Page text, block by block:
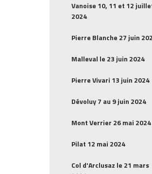
Vanoise 10, 11 et 12
2024
Pierre Blanche 27 juin
Malleval le 23 juin 2024
Pierre Vivari 13 juin 2024
Dévoluy 7 au 9 juin 2024
Mont Verrier 26 mai 2024
Pilat 12 mai 2024
Col d'Arclusaz le 21 mars